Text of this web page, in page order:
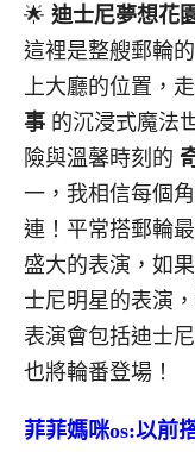
🌟 迪士尼夢想花
這裡是整艘郵輪的
上大廳的位置，
事 的沉浸式魔法
險與溫馨時刻的
一，我相信每個
連！平常搭郵輪
盛大的表演，如
士尼明星的表演
表演會包括迪士
也將輪番登場！
菲菲媽咪os:以前